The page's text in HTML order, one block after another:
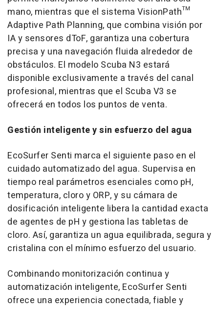
mano, mientras que el sistema VisionPath™
Adaptive Path Planning, que combina visión por
IA y sensores dToF, garantiza una cobertura
precisa y una navegación fluida alrededor de
obstáculos. El modelo Scuba N3 estará
disponible exclusivamente a través del canal
profesional, mientras que el Scuba V3 se
ofrecerá en todos los puntos de venta.
Gestión inteligente y sin esfuerzo del agua
EcoSurfer Senti marca el siguiente paso en el
cuidado automatizado del agua. Supervisa en
tiempo real parámetros esenciales como pH,
temperatura, cloro y ORP, y su cámara de
dosificación inteligente libera la cantidad exacta
de agentes de pH y gestiona las tabletas de
cloro. Así, garantiza un agua equilibrada, segura y
cristalina con el mínimo esfuerzo del usuario.
Combinando monitorización continua y
automatización inteligente, EcoSurfer Senti
ofrece una experiencia conectada, fiable y